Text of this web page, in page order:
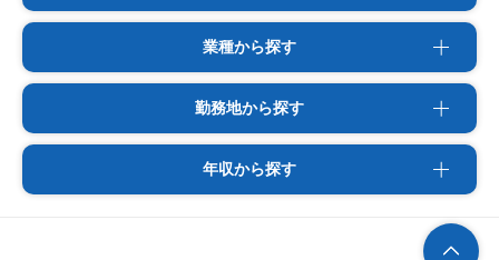
業種から探す
勤務地から探す
年収から探す